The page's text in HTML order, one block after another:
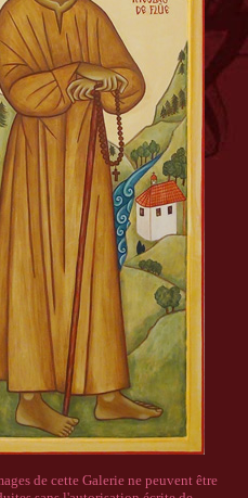
de cette Galerie ne peuvent être